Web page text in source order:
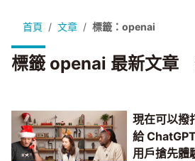
首頁 文章 標籤：openai
標籤 openai 最新文章
現在可以
給
用戶搶先體